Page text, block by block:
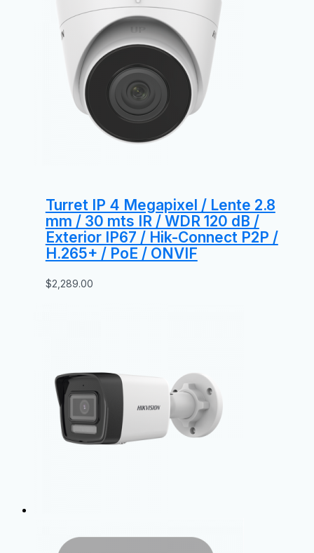
Turret IP 4 Megapixel / Lente 2.8
mm / 30 mts IR / WDR 120 dB /
Exterior IP67 / Hik-Connect P2P /
H.265+ / PoE / ONVIF
$2,289.00